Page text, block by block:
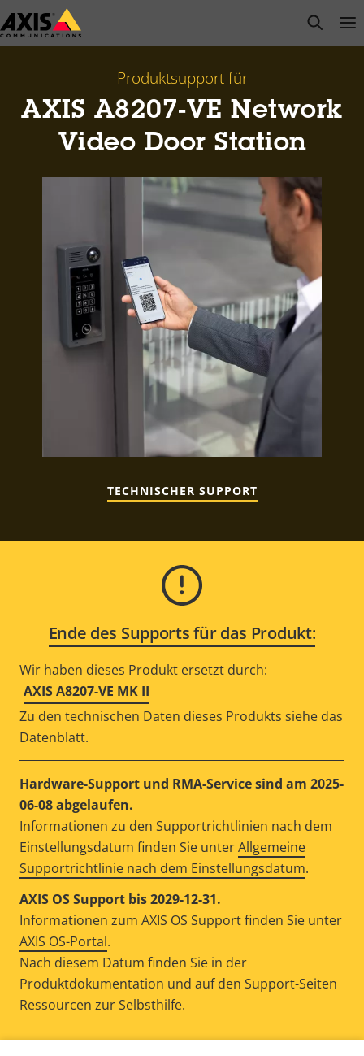
Zum
Hauptinhalt
open
Produktsupport für
AXIS A8207-VE Network
Video Door Station
TECHNISCHER SUPPORT
Ende des Supports für das Produkt:
Wir haben dieses Produkt ersetzt durch:
AXIS A8207-VE MK II
Zu den technischen Daten dieses Produkts siehe das
Datenblatt.
Hardware-Support und RMA-Service sind am 2025-
06-08 abgelaufen.
Informationen zu den Supportrichtlinien nach dem
Einstellungsdatum finden Sie unterAllgemeine
Supportrichtlinie nach dem Einstellungsdatum.
AXIS OS Support bis 2029-12-31.
Informationen zum AXIS OS Support finden Sie unter
AXIS OS-Portal.
Nach diesem Datum finden Sie in der
Produktdokumentation und auf den Support-Seiten
Ressourcen zur Selbsthilfe.